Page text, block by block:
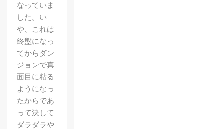
なっていま
した。い
や、これは
終盤になっ
てからダン
ジョンで真
面目に粘る
ようになっ
たからであ
って決して
ダラダラや